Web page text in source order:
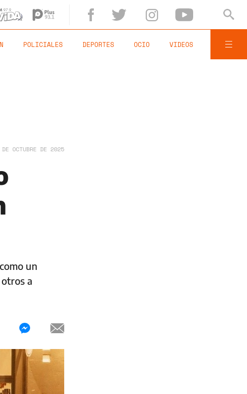
POLICIALES DEPORTES OCIO VIDEOS
OCTUBRE DE 2025
un
a